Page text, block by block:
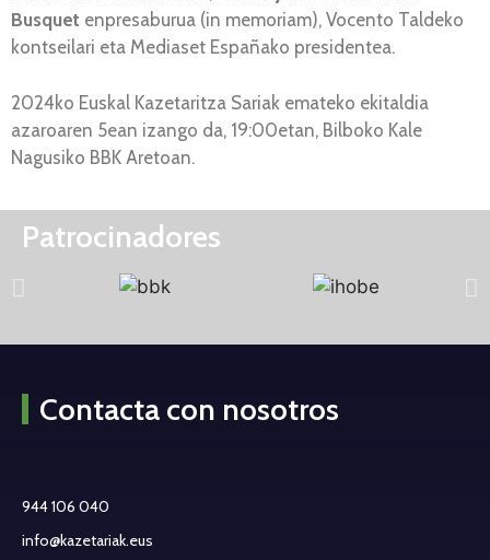
Busquet enpresaburua (in memoriam), Vocento Taldeko
kontseilari eta Mediaset Españako presidentea.
2024ko Euskal Kazetaritza Sariak emateko ekitaldia
azaroaren 5ean izango da, 19:00etan, Bilboko Kale
Nagusiko BBK Aretoan.
Patrocinadores
Contacta con nosotros
944 106 040
info@kazetariak.eus